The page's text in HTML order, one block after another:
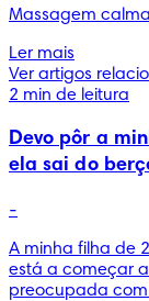
Ler mais
Ver artigos
2 min de leitura
Devo pôr a
ela sai do
-
A minha filha de
está a começar
preocupada